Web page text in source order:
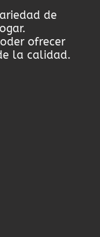
de
ofrecer
la calidad.